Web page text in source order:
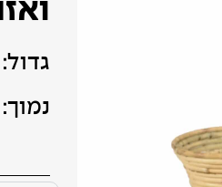
גדול:
נמוך: